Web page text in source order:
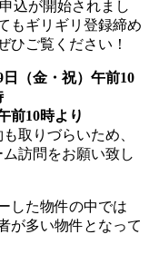
込が開始されまし
もギリギリ登録締め
ひご覧ください！
（金・祝）午前10
前10時より
取りづらいため、
訪問をお願い致し
した物件の中では
が多い物件となって